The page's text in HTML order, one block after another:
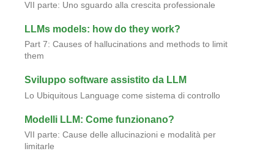
VII parte: Uno sguardo alla crescita professionale
LLMs models: how do they work?
Part 7: Causes of hallucinations and methods to limit
them
Sviluppo software assistito da LLM
Lo Ubiquitous Language come sistema di controllo
Modelli LLM: Come funzionano?
VII parte: Cause delle allucinazioni e modalità per
limitarle